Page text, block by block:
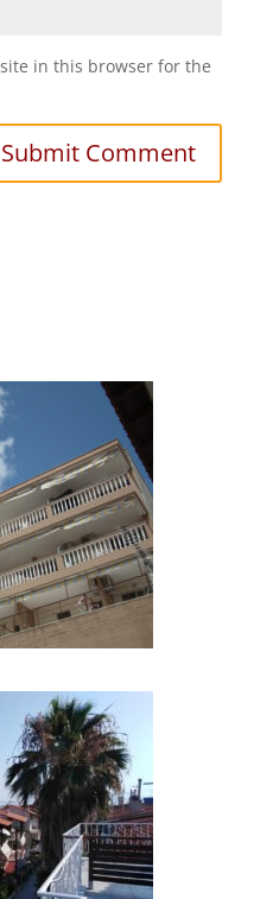
in this browser for the